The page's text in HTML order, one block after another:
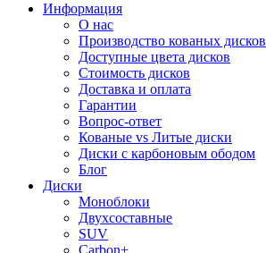
Информация
О нас
Производство кованых дисков
Доступные цвета дисков
Стоимость дисков
Доставка и оплата
Гарантии
Вопрос-ответ
Кованые vs Литые диски
Диски с карбоновым ободом
Блог
Диски
Моноблоки
Двухсоставные
SUV
Carbon+